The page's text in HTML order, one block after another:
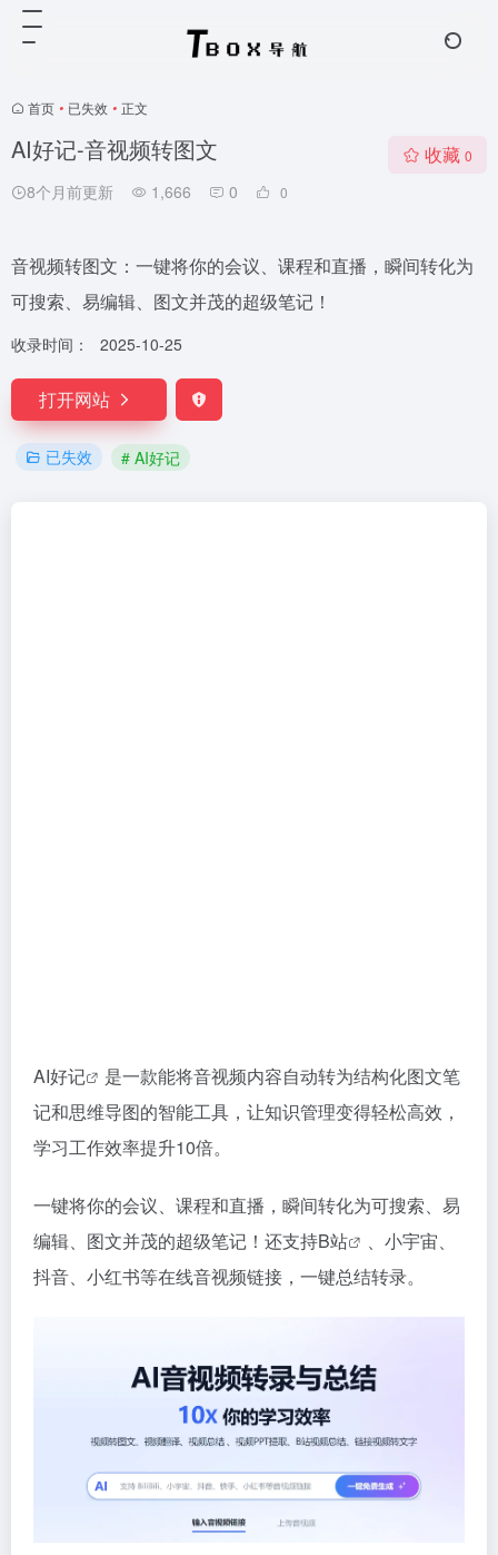
首页 • 已失效 • 正文
AI好记-音视频转图文
8个月前更新 1,666 0 0
收藏 0
音视频转图文：一键将你的会议、课程和直播，瞬间转化为
可搜索、易编辑、图文并茂的超级笔记！
收录时间： 2025-10-25
打开网站
已失效 # AI好记
AI好记
是一款能将音视频内容自动转为结构化图文笔
记和思维导图的智能工具，让知识管理变得轻松高效，
学习工作效率提升10倍。
一键将你的会议、课程和直播，瞬间转化为可搜索、易
编辑、图文并茂的超级笔记！还支持B站
、小宇宙、
抖音、小红书等在线音视频链接，一键总结转录。